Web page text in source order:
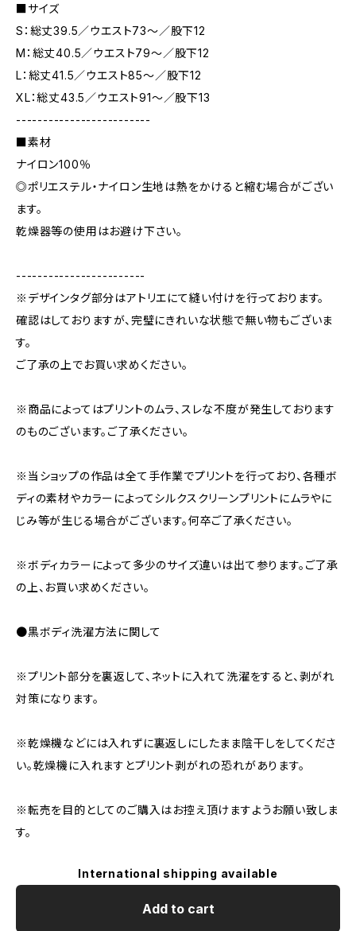
■サイズ
S：総丈39.5／ウエスト73～／股下12
M：総丈40.5／ウエスト79～／股下12
L：総丈41.5／ウエスト85～／股下12
XL：総丈43.5／ウエスト91～／股下13
-------------------------
■素材
ナイロン100％
◎ポリエステル・ナイロン生地は熱をかけると縮む場合がござい
ます。
乾燥器等の使用はお避け下さい。
------------------------
※デザインタグ部分はアトリエにて縫い付けを行っております。
確認はしておりますが、完璧にきれいな状態で無い物もございま
す。
ご了承の上でお買い求めください。
※商品によってはプリントのムラ、スレな不度が発生しております
のものございます。ご了承ください。
※当ショップの作品は全て手作業でプリントを行っており、各種ボ
ディの素材やカラーによってシルクスクリーンプリントにムラやに
じみ等が生じる場合がございます。何卒ご了承ください。
※ボディカラーによって多少のサイズ違いは出て参ります。ご了承
の上、お買い求めください。
●黒ボディ洗濯方法に関して
※プリント部分を裏返して、ネットに入れて洗濯をすると、剥がれ
対策になります。
※乾燥機などには入れずに裏返しにしたまま陰干しをしてくださ
い。乾燥機に入れますとプリント剥がれの恐れがあります。
※転売を目的としてのご購入はお控え頂けますようお願い致しま
す。
International shipping available
Add to cart